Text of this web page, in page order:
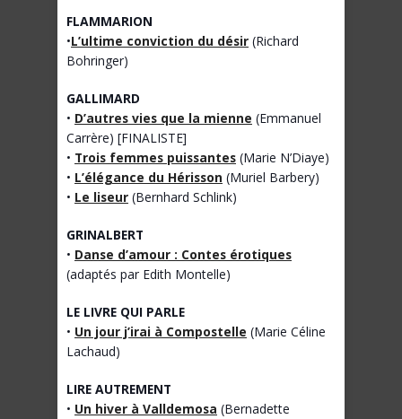
FLAMMARION
•L’ultime conviction du désir (Richard
Bohringer)
GALLIMARD
• D’autres vies que la mienne (Emmanuel
Carrère) [FINALISTE]
• Trois femmes puissantes (Marie N’Diaye)
• L’élégance du Hérisson (Muriel Barbery)
• Le liseur (Bernhard Schlink)
GRINALBERT
• Danse d’amour : Contes érotiques
(adaptés par Edith Montelle)
LE LIVRE QUI PARLE
• Un jour j’irai à Compostelle (Marie Céline
Lachaud)
LIRE AUTREMENT
• Un hiver à Valldemosa (Bernadette